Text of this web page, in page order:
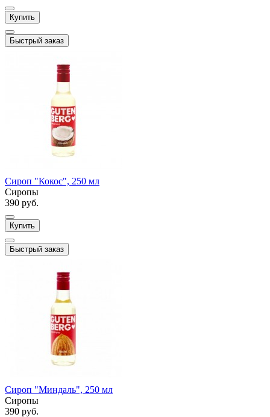
Купить
Быстрый заказ
Сироп "Кокос", 250 мл
Сиропы
390 руб.
Купить
Быстрый заказ
Сироп "Миндаль", 250 мл
Сиропы
390 руб.